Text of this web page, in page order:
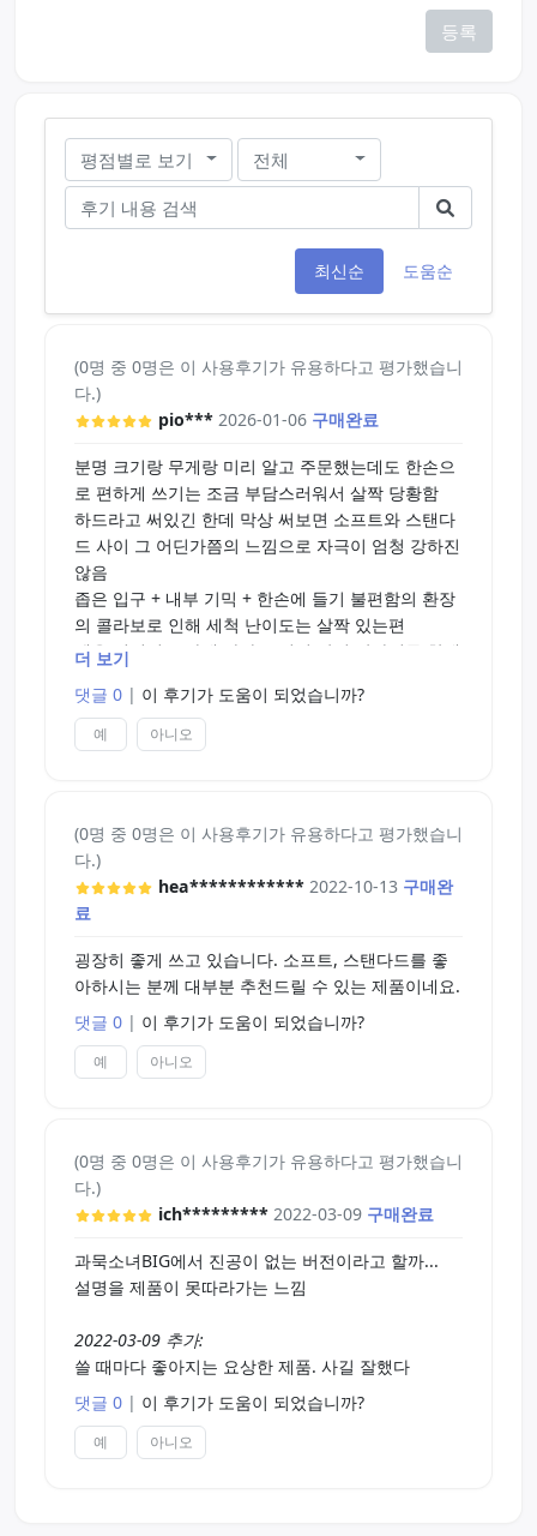
등록
평점별로 보기 전체
최신순 도움순
(0명 중 0명은 이 사용후기가 유용하다고 평가했습니
다.)
pio*** 2026-01-06 구매완료
분명 크기랑 무게랑 미리 알고 주문했는데도 한손으
로 편하게 쓰기는 조금 부담스러워서 살짝 당황함
하드라고 써있긴 한데 막상 써보면 소프트와 스탠다
드 사이 그 어딘가쯤의 느낌으로 자극이 엄청 강하진
않음
좁은 입구 + 내부 기믹 + 한손에 들기 불편함의 환장
의 콜라보로 인해 세척 난이도는 살짝 있는편
젤을 어떤걸 쓰냐에 따라 느낌이 많이 달라질듯 한데
본인은 잡식성이라 잘 썼지만 확고한 하드 취향이신
분들한테는 비추
더 보기
댓글 0 | 이 후기가 도움이 되었습니까?
예 아니오
(0명 중 0명은 이 사용후기가 유용하다고 평가했습니
다.)
hea************ 2022-10-13 구매완
료
굉장히 좋게 쓰고 있습니다. 소프트, 스탠다드를 좋
아하시는 분께 대부분 추천드릴 수 있는 제품이네요.
댓글 0 | 이 후기가 도움이 되었습니까?
예 아니오
(0명 중 0명은 이 사용후기가 유용하다고 평가했습니
다.)
ich********* 2022-03-09 구매완료
과묵소녀BIG에서 진공이 없는 버전이라고 할까...
설명을 제품이 못따라가는 느낌
2022-03-09 추가:
쓸 때마다 좋아지는 요상한 제품. 사길 잘했다
댓글 0 | 이 후기가 도움이 되었습니까?
예 아니오